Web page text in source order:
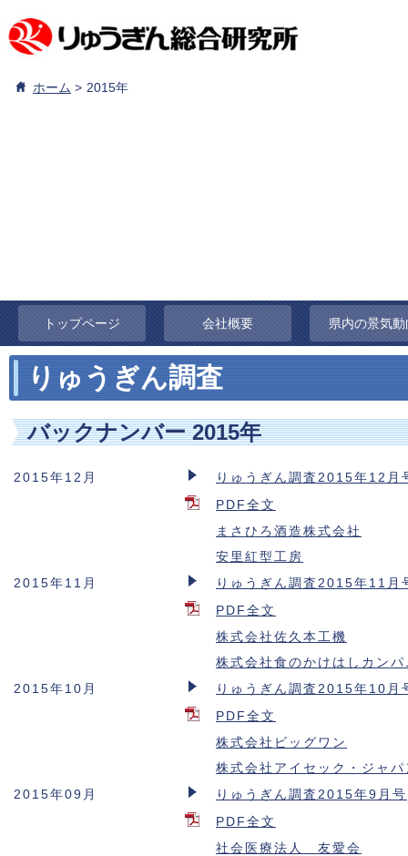
ホーム 2015年
トップページ 会社概要 県内の景気動
りゅうぎん調査
バックナンバー 2015年
2015年12月
りゅうぎん調査2015年12月
PDF全文
まさひろ酒造株式会社
安里紅型工房
2015年11月
りゅうぎん調査2015年11月
PDF全文
株式会社佐久本工機
株式会社食のかけはしカンパ
2015年10月
りゅうぎん調査2015年10月
PDF全文
株式会社ビッグワン
株式会社アイセック・ジャパ
2015年09月
りゅうぎん調査2015年9月号
PDF全文
社会医療法人 友愛会